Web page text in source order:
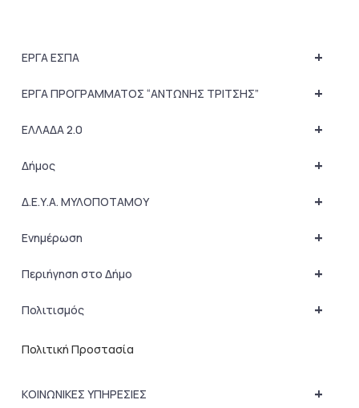
+
ΕΡΓΑ ΕΣΠΑ
+
ΕΡΓΑ ΠΡΟΓΡΑΜΜΑΤΟΣ “ΑΝΤΩΝΗΣ ΤΡΙΤΣΗΣ”
+
ΕΛΛΑΔΑ 2.0
+
Δήμος
+
Δ.Ε.Υ.Α. ΜΥΛΟΠΟΤΑΜΟΥ
+
Ενημέρωση
+
Περιήγηση στο Δήμο
+
Πολιτισμός
Πολιτική Προστασία
+
ΚΟΙΝΩΝΙΚΕΣ ΥΠΗΡΕΣΙΕΣ